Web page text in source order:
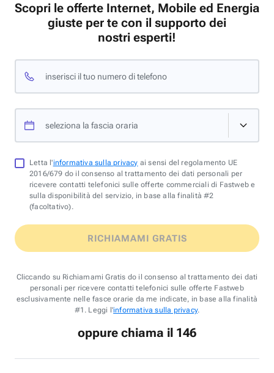
Scopri le offerte Internet, Mobile ed Energia
giuste per te con il supporto dei
nostri esperti!
inserisci il tuo numero di telefono
seleziona la fascia oraria
Letta l'informativa sulla privacy ai sensi del regolamento UE
2016/679 do il consenso al trattamento dei dati personali per
ricevere contatti telefonici sulle offerte commerciali di Fastweb e
sulla disponibilità del servizio, in base alla finalità #2
(facoltativo).
RICHIAMAMI GRATIS
Cliccando su Richiamami Gratis do il consenso al trattamento dei dati
personali per ricevere contatti telefonici sulle offerte Fastweb
esclusivamente nelle fasce orarie da me indicate, in base alla finalità
#1. Leggi l'informativa sulla privacy.
oppure chiama il 146